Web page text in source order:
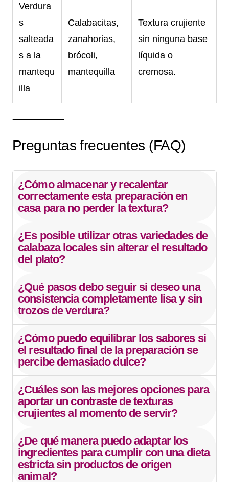
Verdura
s
salteada
s a la
mantequ
illa
Calabacitas,
zanahorias,
brócoli,
mantequilla
Textura crujiente
sin ninguna base
líquida o
cremosa.
Preguntas frecuentes (FAQ)
¿Cómo almacenar y recalentar
correctamente esta preparación en
casa para no perder la textura?
¿Es posible utilizar otras variedades de
calabaza locales sin alterar el resultado
del plato?
¿Qué pasos debo seguir si deseo una
consistencia completamente lisa y sin
trozos de verdura?
¿Cómo puedo equilibrar los sabores si
el resultado final de la preparación se
percibe demasiado dulce?
¿Cuáles son las mejores opciones para
aportar un contraste de texturas
crujientes al momento de servir?
¿De qué manera puedo adaptar los
ingredientes para cumplir con una dieta
estricta sin productos de origen
animal?